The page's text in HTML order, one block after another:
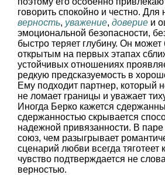
говорить спокойно и честно. Для
верность, уважение, доверие и
эмоциональной безопасности,
быстро теряет глубину. Он
открытым на первых этапах
устойчивых отношениях
редкую предсказуемость в
Ему подходит партнер, который
не ломает границы и уважает
Иногда Берко кажется
сдержанностью скрывается
надежной привязанности. В паре
союз, чем разыгрывает
сценарий любви всегда тяготеет
чувство подтверждается не
верностью.